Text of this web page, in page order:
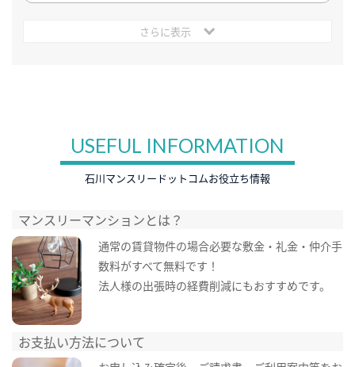
さらに表示
USEFUL INFORMATION
石川マンスリードットコムお役立ち情報
マンスリーマンションとは？
通常の賃貸物件の場合必要な敷金・礼金・仲介手
数料がすべて無料です！
法人様の出張時の経費削減にもおすすめです。
お支払い方法について